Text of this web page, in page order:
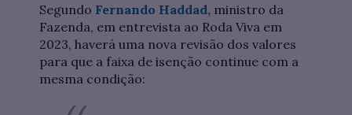
Segundo Fernando Haddad, ministro da
Fazenda, em entrevista ao Roda Viva em
2023, haverá uma nova revisão dos valores
para que a faixa de isenção continue com a
mesma condição: